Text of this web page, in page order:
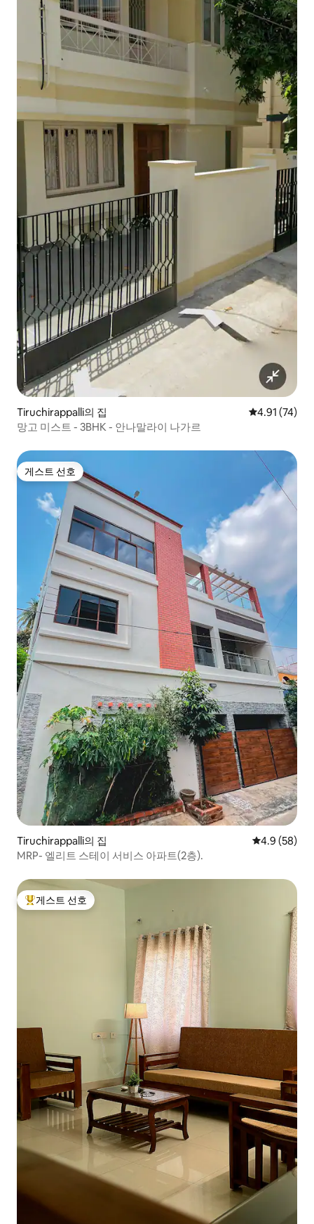
Tiruchirappalli의 집 평점 4.91점
4.91 (74)
망고 미스트 - 3BHK - 안나말라이 나가르
게스트 선호
게스트 선호
Tiruchirappalli의 집 평점 4.9점(5
4.9 (58)
MRP- 엘리트 스테이 서비스 아파트(2층).
상위 게스트 선호
게스트 선호